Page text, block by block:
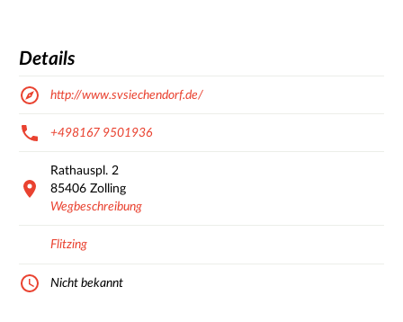
Details
http://www.svsiechendorf.de/
+498167 9501936
Rathauspl. 2
85406 Zolling
Wegbeschreibung
Flitzing
Nicht bekannt